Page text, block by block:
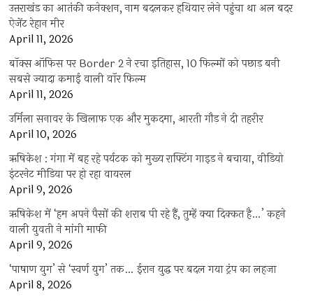
उत्तराखंड का आतंकी कनेक्शन, नाम बदलकर हथियार लेने पहुंचा था अल बदर
ऐजेंट रेहान मीर
April 11, 2026
बॉक्स ऑफिस पर Border 2 ने रचा इतिहास, 10 फिल्मों को पछाड़ बनी
सबसे ज्यादा कमाई वाली वॉर फिल्म
April 11, 2026
उर्मिला सनावर के खिलाफ एक और मुकदमा, आरती गौड़ ने दी तहरीर
April 10, 2026
ऋषिकेश : गंगा में बह रहे पर्यटक को मुख्य राफ्टिंग गाइड ने बचाया, वीडियो
इंटरनेट मीडिया पर हो रहा वायरल
April 9, 2026
ऋषिकेश में ‘हम अपने पैसों की शराब पी रहे हैं, तुम्हें क्या दिक्कत है…’ कहने
वाली युवती ने मांगी माफी
April 9, 2026
‘पाषाण युग’ से ‘स्वर्ण युग’ तक… ईरान युद्ध पर बदल गया ट्रंप का लहजा
April 8, 2026